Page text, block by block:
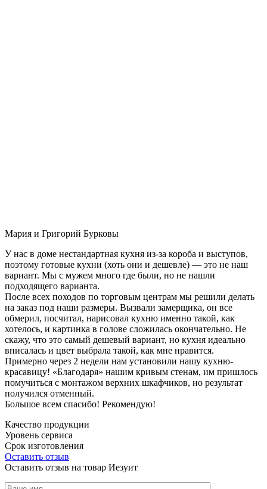
Мария и Григорий Бурковы
У нас в доме нестандартная кухня из-за короба и выступов,
поэтому готовые кухни (хоть они и дешевле) — это не наш
вариант. Мы с мужем много где были, но не нашли
подходящего варианта.
После всех походов по торговым центрам мы решили делать
на заказ под наши размеры. Вызвали замерщика, он все
обмерил, посчитал, нарисовал кухню именно такой, как
хотелось, и картинка в голове сложилась окончательно. Не
скажу, что это самый дешевый вариант, но кухня идеально
вписалась и цвет выбрала такой, как мне нравится.
Примерно через 2 недели нам установили нашу кухню-
красавицу! «Благодаря» нашим кривым стенам, им пришлось
помучиться с монтажом верхних шкафчиков, но результат
получился отменный.
Большое всем спасибо! Рекомендую!
Качество продукции
Уровень сервиса
Срок изготовления
Оставить отзыв
Оставить отзыв на товар Иезуит